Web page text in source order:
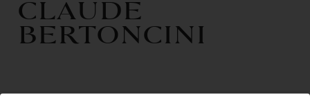
Claude
Bertoncini